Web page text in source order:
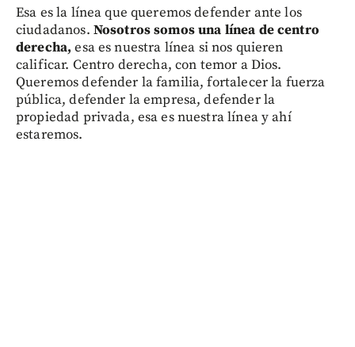
Esa es la línea que queremos defender ante los
ciudadanos. Nosotros somos una línea de centro
derecha, esa es nuestra línea si nos quieren
calificar. Centro derecha, con temor a Dios.
Queremos defender la familia, fortalecer la fuerza
pública, defender la empresa, defender la
propiedad privada, esa es nuestra línea y ahí
estaremos.